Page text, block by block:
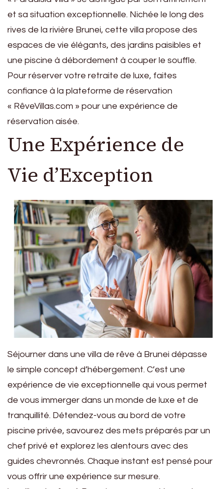
et sa situation exceptionnelle. Nichée le long des
rives de la rivière Brunei, cette villa propose des
espaces de vie élégants, des jardins paisibles et
une piscine à débordement à couper le souffle.
Pour réserver votre retraite de luxe, faites
confiance à la plateforme de réservation
« RêveVillas.com » pour une expérience de
réservation aisée.
Une Expérience de
Vie d’Exception
Séjourner dans une villa de rêve à Brunei dépasse
le simple concept d’hébergement. C’est une
expérience de vie exceptionnelle qui vous permet
de vous immerger dans un monde de luxe et de
tranquillité. Détendez-vous au bord de votre
piscine privée, savourez des mets préparés par un
chef privé et explorez les alentours avec des
guides chevronnés. Chaque instant est pensé pour
vous offrir une expérience sur mesure.